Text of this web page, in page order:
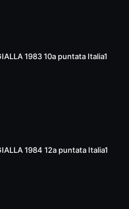
1983 10a puntata Italia1
1984 12a puntata Italia1